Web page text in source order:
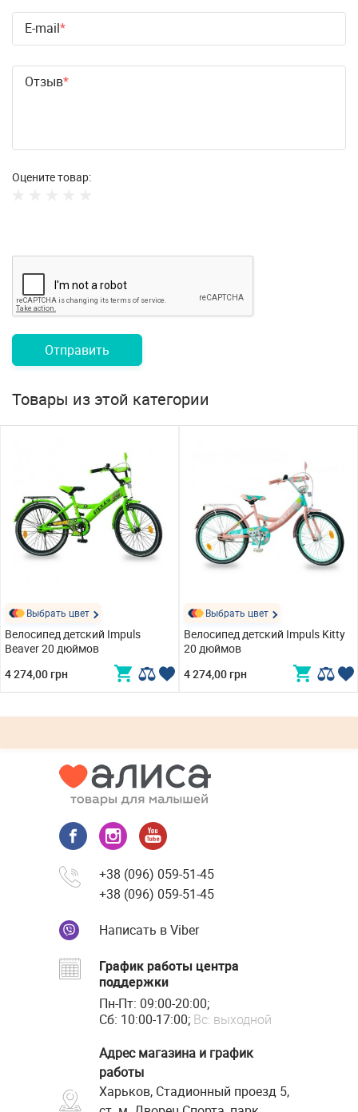
E-mail
Отзыв
Оцените товар:
Отправить
Товары из этой категории
Выбрать цвет
Велосипед детский Impuls
Beaver 20 дюймов
4 274,00 грн
Выбрать цвет
Велосипед детский Impuls Kitty
20 дюймов
4 274,00 грн
+38 (096) 059-51-45
+38 (096) 059-51-45
Написать в Viber
График работы центра
поддержки
Пн-Пт: 09:00-20:00;
Сб: 10:00-17:00; Вс: выходной
Адрес магазина и график
работы
Харьков, Стадионный проезд 5,